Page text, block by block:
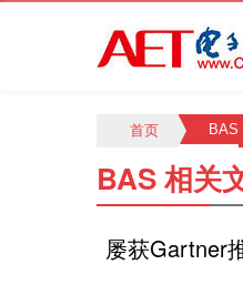
首页 BAS
BAS 相关
屡获Gartner